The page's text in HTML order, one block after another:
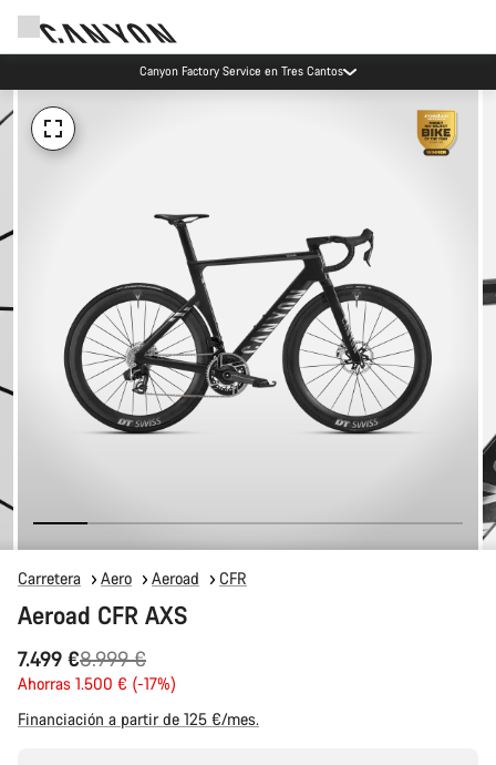
Canyon Factory Service en Tres Cantos
Carretera Aero Aeroad CFR
Aeroad CFR AXS
7.499 €
Precio
original
8.999 €
Ahorras 1.500 € (-17%)
Financiación a partir de 125 €/mes.